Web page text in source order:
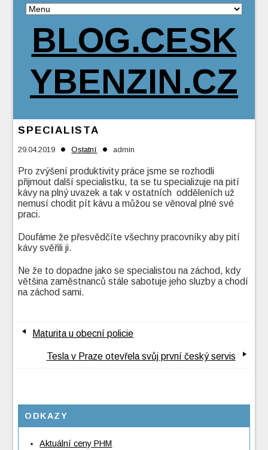
BLOG.CESK
YBENZIN.CZ
SPECIALISTA
29.04.2019 • Ostatní • admin
Pro zvýšení produktivity práce jsme se rozhodli
přijmout další specialistku, ta se tu specializuje na pití
kávy na plný uvazek a tak v ostatních odděleních už
nemusí chodit pít kávu a můžou se věnoval plné své
praci.
Doufáme že přesvědčíte všechny pracovníky aby pití
kávy svěřili ji.
Ne že to dopadne jako se specialistou na záchod, kdy
většina zaměstnanců stále sabotuje jeho sluzby a chodí
na záchod sami.
Maturita u obecní policie
Tesla v Praze otevřela svůj první český servis
ODKAZY
Aktuální ceny PHM